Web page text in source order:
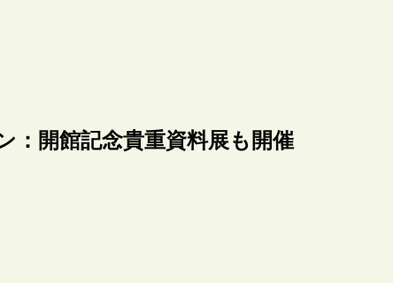
：開館記念貴重資料展も開催